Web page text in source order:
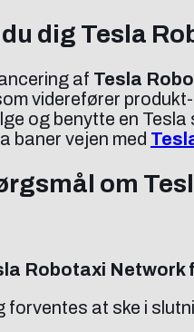
dig Tesla
af Tesla
viderefører
og benytte en
baner vejen med
om
Robotaxi Network
forventes at ske i